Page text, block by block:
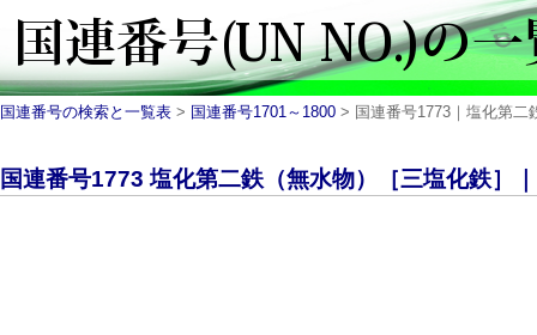
国連番号の検索と一覧表 > 国連番号1701～1800 > 国連番号1773｜塩化第二
国連番号1773 塩化第二鉄（無水物）［三塩化鉄］